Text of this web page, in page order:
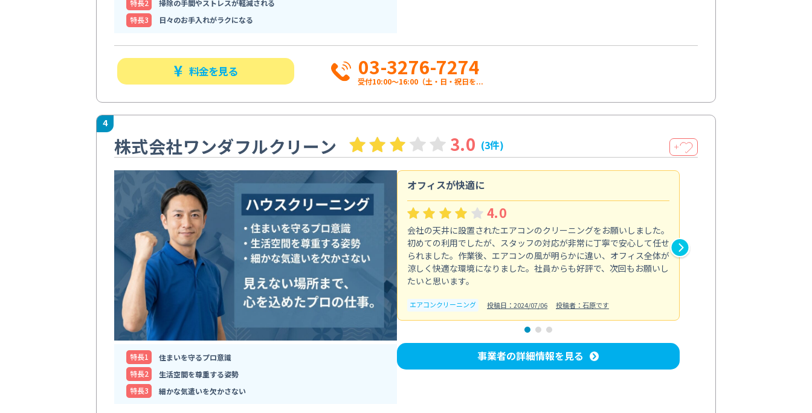
特⻑2
掃除の手間やストレスが軽減される
特⻑3
日々のお手入れがラクになる
料金を見る 03-3276-7274
受付10:00〜16:00（土・日・祝日を...
4
株式会社ワンダフルクリーン 3.0 (3件) ＋
特⻑1
住まいを守るプロ意識
特⻑2
生活空間を尊重する姿勢
特⻑3
細かな気遣いを欠かさない
オフィスが快適に
4.0
会社の天井に設置されたエアコンのクリーニングをお願いしました。
初めての利用でしたが、スタッフの対応が非常に丁寧で安心して任せ
られました。作業後、エアコンの風が明らかに違い、オフィス全体が
涼しく快適な環境になりました。社員からも好評で、次回もお願いし
たいと思います。
エアコンクリーニング 投稿日：2024/07/06 投稿者：石原です
事業者の詳細情報を見る